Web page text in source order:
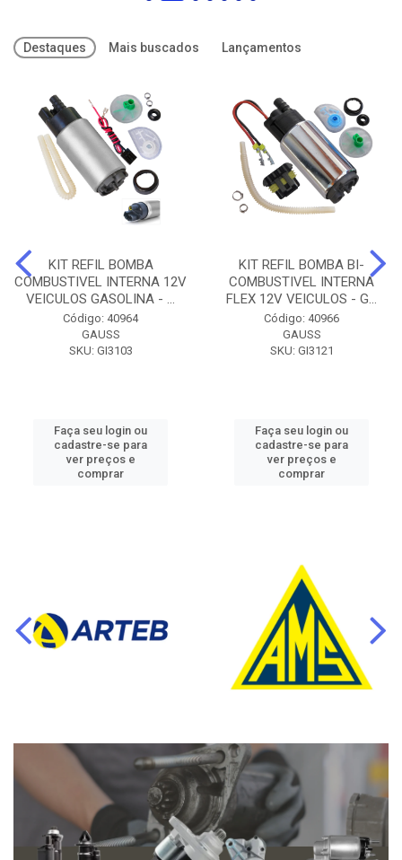
Destaques Mais buscados Lançamentos
KIT REFIL BOMBA
COMBUSTIVEL INTERNA 12V
VEICULOS GASOLINA - ...
Código: 40964
GAUSS
SKU: GI3103
Faça seu login ou
cadastre-se para
ver preços e
comprar
KIT REFIL BOMBA BI-
COMBUSTIVEL INTERNA
FLEX 12V VEICULOS - G...
Código: 40966
GAUSS
SKU: GI3121
Faça seu login ou
cadastre-se para
ver preços e
comprar